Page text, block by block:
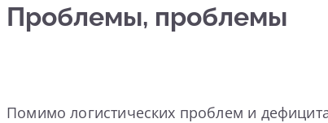
Проблемы, проблемы
Помимо логистических проблем и